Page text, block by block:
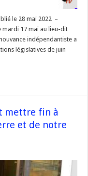
le 28 mai 2022 –
mardi 17 mai au lieu-dit
indépendantiste a
législatives de juin
mettre fin à
et de notre